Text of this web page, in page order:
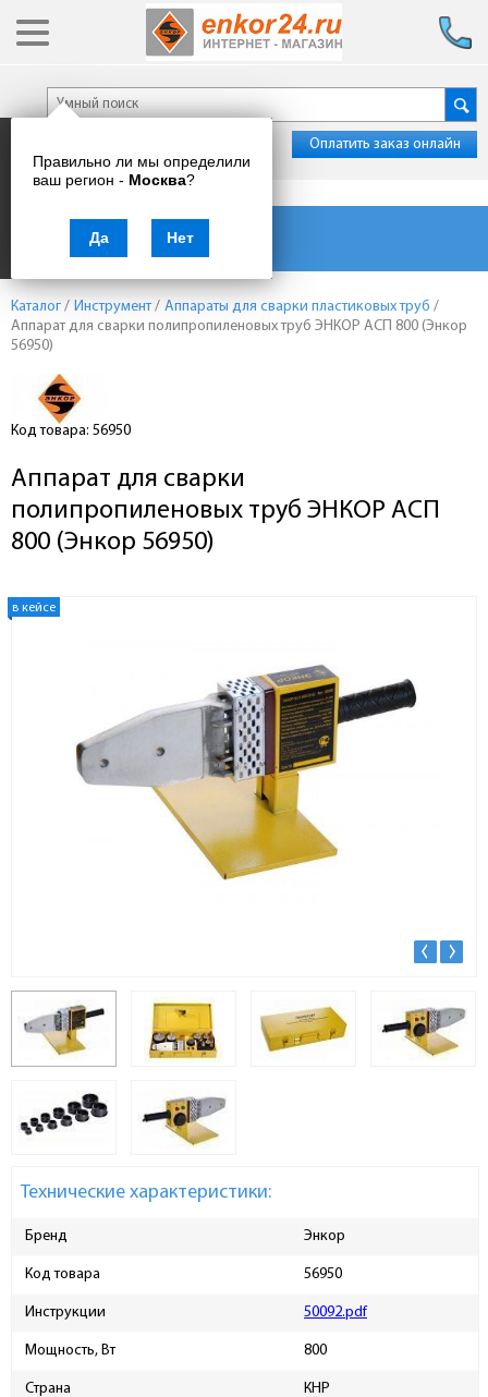
Правильно ли мы определили
ваш регион - Москва?
Да Нет
Оплатить заказ онлайн
Каталог товаров
Каталог / Инструмент/ Аппараты для сварки пластиковых труб /
Аппарат для сварки полипропиленовых труб ЭНКОР АСП 800 (Энкор
56950)
Код товара: 56950
Аппарат для сварки
полипропиленовых труб ЭНКОР АСП
800 (Энкор 56950)
в кейсе
Технические характеристики:
Бренд Энкор
Код товара 56950
Инструкции 50092.pdf
Мощность, Вт 800
Страна КНР